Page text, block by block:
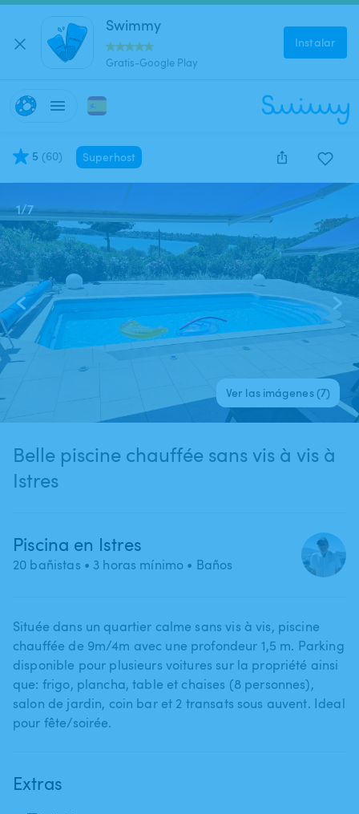
Swimmy
Gratis-Google Play
Instalar
5 (60) Superhost
1/7
Ver las imágenes (7)
Belle piscine chauffée sans vis à vis à
Istres
Piscina en Istres
20 bañistas • 3 horas mínimo • Baños
Située dans un quartier calme sans vis à vis​,​ piscine
chauffée de 9m​/​4m avec une profondeur 1​,​5 m. Parking
disponible pour plusieurs voitures sur la propriété ainsi
que: frigo​,​ plancha​,​ table et chaises (8 personnes)​,​
salon de jardin​,​ coin bar et 2 transats sous auvent. Ideal
pour fête​/​soirée.
Extras